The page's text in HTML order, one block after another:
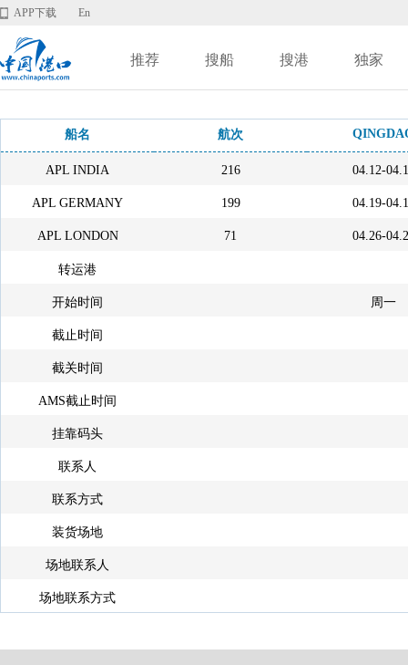
APP下载 En
推荐 搜船 搜港 独家
船名 航次
APL INDIA 216 04.12-
APL GERMANY 199 04.19-
APL LONDON 71 04.26-
转运港
开始时间 周一
截止时间
截关时间
AMS截止时间
挂靠码头
联系人
联系方式
装货场地
场地联系人
场地联系方式